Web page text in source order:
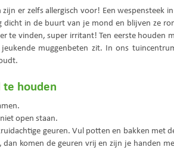
er zelfs allergisch voor! Een wespensteek
in de buurt van je mond en blijven ze
te vinden, super irritant! Ten eerste houden
muggenbeten zit. In ons
te houden
open staan.
geuren. Vul potten en bakken
komen de geuren vrij en zijn je handen